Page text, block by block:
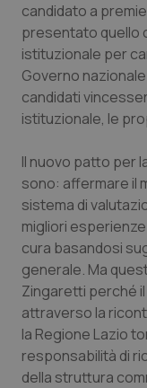
Calabria
Campania
Emilia-
Friuli
Lazio
Liguria
Lombardia
Marche
Asma &
Car-T
Colesterolo
Dermatite
Diabete &
Disturbi
Dolore
Donna &
candidato a
presentato quello
istituzionale per
Governo
candidati
istituzionale, le
Il nuovo patto per
sono: affermare il
sistema di
migliori
cura basandosi
generale. Ma
Zingaretti perché
attraverso la
la Regione Lazio
responsabilità di
della struttura